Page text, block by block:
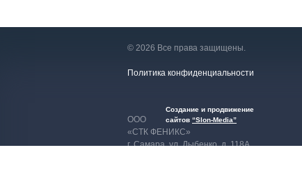
© 2026 Все права защищены.
Политика конфиденциальности
Создание и продвижение
сайтов “Slon-Media”
ООО
«СТК ФЕНИКС»
г. Самара,ул. Дыбенко, д. 118А